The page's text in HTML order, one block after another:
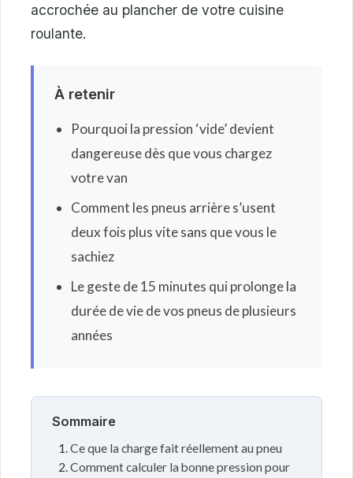
accrochée au plancher de votre cuisine
roulante.
À retenir
Pourquoi la pression ‘vide’ devient
dangereuse dès que vous chargez
votre van
Comment les pneus arrière s’usent
deux fois plus vite sans que vous le
sachiez
Le geste de 15 minutes qui prolonge la
durée de vie de vos pneus de plusieurs
années
Sommaire
Ce que la charge fait réellement au pneu
Comment calculer la bonne pression pour